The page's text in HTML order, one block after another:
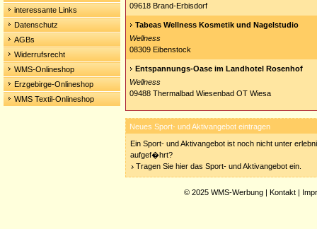
interessante Links
Datenschutz
AGBs
Widerrufsrecht
WMS-Onlineshop
Erzgebirge-Onlineshop
WMS Textil-Onlineshop
09618 Brand-Erbisdorf
Tabeas Wellness Kosmetik und Nagelstudio
Wellness
08309 Eibenstock
Entspannungs-Oase im Landhotel Rosenhof
Wellness
09488 Thermalbad Wiesenbad OT Wiesa
Neues Sport- und Aktivangebot eintragen
Ein Sport- und Aktivangebot ist noch nicht unter
aufgef�hrt?
Tragen Sie hier das Sport- und Aktivangebot ein.
© 2025 WMS-Werbung | Kontakt |